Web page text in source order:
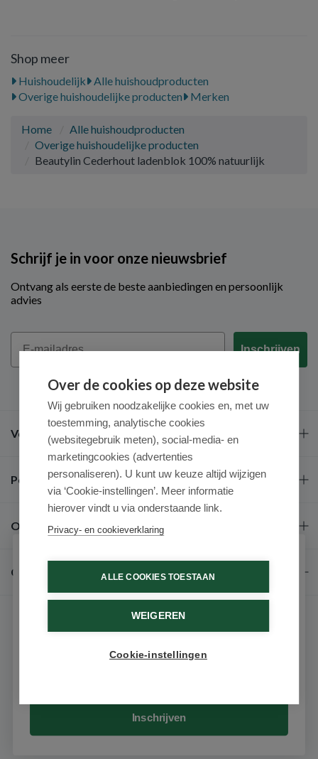
Shop meer
Huishoudelijk
Alle huishoudproducten
Overige huishoudelijke producten
Merken
Home
Alle huishoudproducten
Overige huishoudelijke producten
Beautylin Cederhout ladenblok 100% natuurlijk
Schrijf je in voor onze nieuwsbrief
Ontvang als eerste de beste aanbiedingen en persoonlijk
advies
Email
Inschrijven
Veel gestelde vragen
Populaire merken
Over ons
Contact
Over de cookies op deze website
Wij gebruiken noodzakelijke cookies en, met uw
toestemming, analytische cookies
(websitegebruik meten), social-media- en
marketingcookies (advertenties
personaliseren). U kunt uw keuze altijd wijzigen
via ‘Cookie-instellingen’. Meer informatie
hierover vindt u via onderstaande link.
Privacy- en cookieverklaring
ALLE COOKIES TOESTAAN
WEIGEREN
Cookie-instellingen
Schrijf je in voor onze nieuwsbrief
Ontvang als eerste de beste aanbiedingen en persoonlijk
advies
Inschrijven